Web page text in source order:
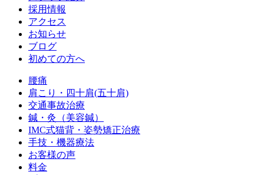
採用情報
アクセス
お知らせ
ブログ
初めての方へ
腰痛
肩こり・四十肩(五十肩)
交通事故治療
鍼・灸（美容鍼）
IMC式猫背・姿勢矯正治療
手技・機器療法
お客様の声
料金